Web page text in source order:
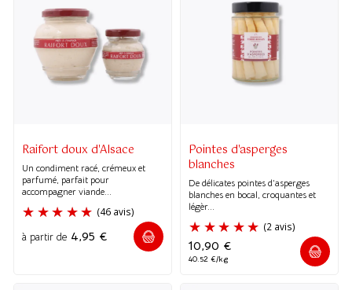
(1 avis)
Raifort doux d'Alsace
Un condiment racé, crémeux et
parfumé, parfait pour
accompagner viande...
à partir de 4,95 €
Pointes d'asperges
blanches
De délicates pointes d’asperges
blanches en bocal, croquantes et
légèr...
10,90 €
40.52 €/kg